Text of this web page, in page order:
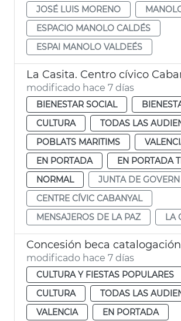
JOSÉ LUIS MORENO
ESPACIO MANOLO CALDÉS
ESPAI MANOLO VALDEÉS
modificado hace 7 días
BIENESTAR SOCIAL
CULTURA
TODAS LAS
POBLATS MARITIMS
EN PORTADA
EN PORTADA
NORMAL
JUNTA DE
CENTRE CÍVIC CABANYAL
MENSAJEROS DE LA PAZ
LA
modificado hace 7 días
CULTURA Y FIESTAS POPULARES
CULTURA
TODAS LAS
VALENCIA
EN PORTADA